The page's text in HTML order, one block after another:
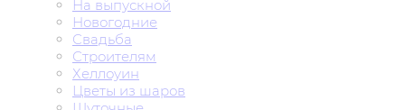
На выпускной
Новогодние
Свадьба
Строителям
Хеллоуин
Цветы из шаров